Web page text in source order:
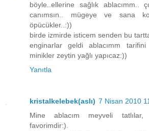
böyle..ellerine sağlık ablacımm..
canımsın.. mügeye ve sana
öpücükler..:))
birde izmirde isticem senden bu
enginarlar geldi ablacımm tarifini
minikler zeytin yağlı yapıcaz:))
Yanıtla
kristalkelebek(aslı) 7 Nisan 2010
Mine ablacım meyveli
favorimdir:).